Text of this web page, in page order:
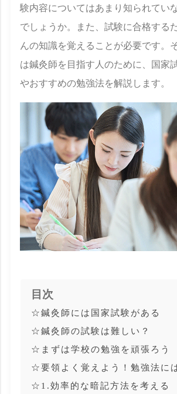
験内容についてはあまり知られてい
でしょうか。また、試験に合格する
んの知識を覚えることが必要です。
は鍼灸師を目指す人のために、国家
やおすすめの勉強法を解説します。
目次
☆鍼灸師には国家試験がある
☆鍼灸師の試験は難しい？
☆まずは学校の勉強を頑張ろう
☆要領よく覚えよう！勉強法に
☆1.効率的な暗記方法を考える